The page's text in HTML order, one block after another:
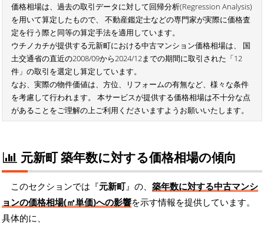
価格相場は、過去の取引データに対して回帰分析(Regression Analysis)
を用いて算定したもので、 不動産鑑定士などの専門家が実際に価格査
定を行う際と同等の算定手法を適用しています。
ウチノカチが提供する元新町における中古マンション価格相場は、 国
土交通省の直近の2008/09から2024/12までの期間に取引された「12
件」の取引を選定し算定しています。
なお、実際の物件価値は、方位、リフォームの有無など、様々な条件
を考慮して行われます。 本サービスが提供する価格相場は不十分な点
があることをご理解の上ご利用くださいますようお願いいたします。
元新町 築年数に対する価格相場の傾向
このセクションでは『元新町』の、 築年数に対する中古マンシ
ョンの価格相場(㎡単価)への影響を示す情報を提供しています。
具体的に、